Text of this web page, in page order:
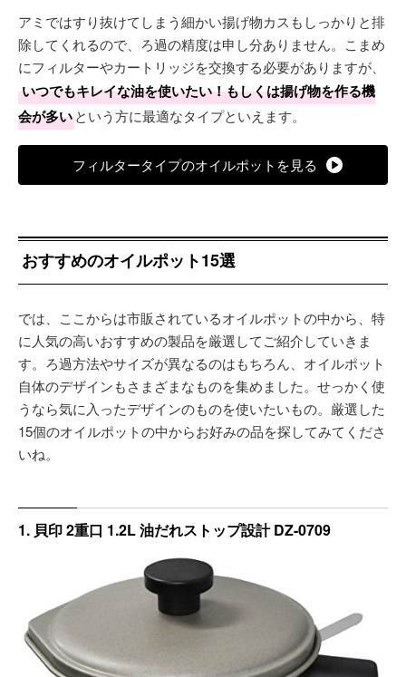
アミではすり抜けてしまう細かい揚げ物カスもしっかりと排
除してくれるので、ろ過の精度は申し分ありません。こまめ
にフィルターやカートリッジを交換する必要がありますが、
いつでもキレイな油を使いたい！もしくは揚げ物を作る機
会が多いという方に最適なタイプといえます。
フィルタータイプのオイルポットを見る
おすすめのオイルポット15選
では、ここからは市販されているオイルポットの中から、特
に人気の高いおすすめの製品を厳選してご紹介していきま
す。ろ過方法やサイズが異なるのはもちろん、オイルポット
自体のデザインもさまざまなものを集めました。せっかく使
うなら気に入ったデザインのものを使いたいもの。厳選した
15個のオイルポットの中からお好みの品を探してみてくださ
いね。
1. 貝印 2重口 1.2L 油だれストップ設計 DZ-0709